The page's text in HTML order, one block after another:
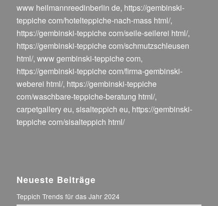
www heilmannreedinberlin de, https://gembinski-
teppiche com/hotelteppiche-nach-mass html/,
https://gembinski-teppiche com/seile-seilerei html/,
https://gembinski-teppiche com/schmutzschleusen
html/, www gembinski-teppiche com,
https://gembinski-teppiche com/firma-gembinski-
weberei html/, https://gembinski-teppiche
com/waschbare-teppiche-beratung html/,
carpetgallery eu, sisalteppich eu, https://gembinski-
teppiche com/sisalteppich html/
Neueste Beiträge
Teppich Trends für das Jahr 2024